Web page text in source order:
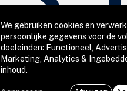
Use
of
personal
data
We gebruiken cookies en
persoonlijke gegevens voor de
doeleinden: Functioneel,
Marketing, Analytics &
inhoud.